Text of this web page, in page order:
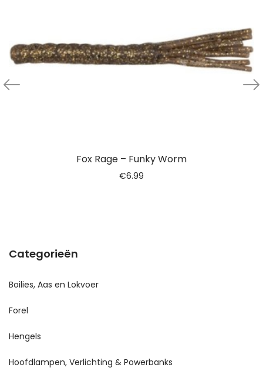
Fox Rage – Funky Worm
€6.99
Categorieën
Boilies, Aas en Lokvoer
Forel
Hengels
Hoofdlampen, Verlichting & Powerbanks